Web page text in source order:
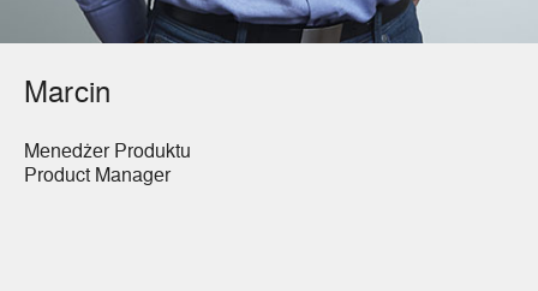
Marcin
Menedżer Produktu
Product Manager